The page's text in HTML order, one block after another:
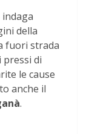
della
fuori strada
pressi di
le cause
anche il
.